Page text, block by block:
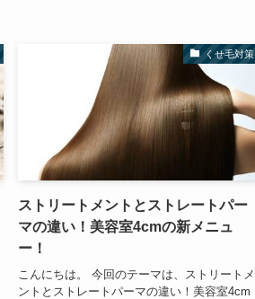
くせ毛対策
ストリートメントとストレートパー
マの違い！美容室4cmの新メニュ
ー！
こんにちは。 今回のテーマは、ストリートメ
ントとストレートパーマの違い！美容室4cm